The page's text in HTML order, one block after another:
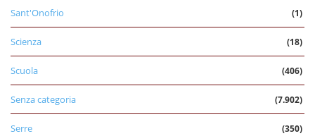
Sant'Onofrio (1)
Scienza (18)
Scuola (406)
Senza categoria (7.902)
Serre (350)